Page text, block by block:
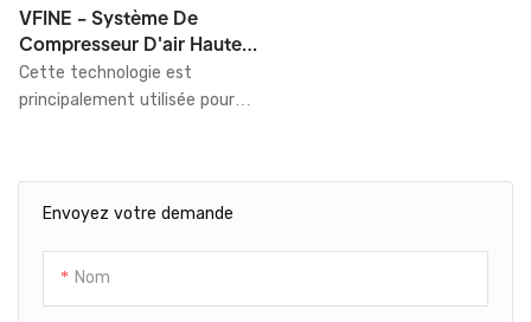
Envoyez votre demande
Nom
VFINE - Système De
Compresseur D'air Haute
Pression Sans Huile Pour
Réservoir D'eau Pour
Cette technologie est
principalement utilisée pour
à la découverte progressive
de ses propriétés, elle